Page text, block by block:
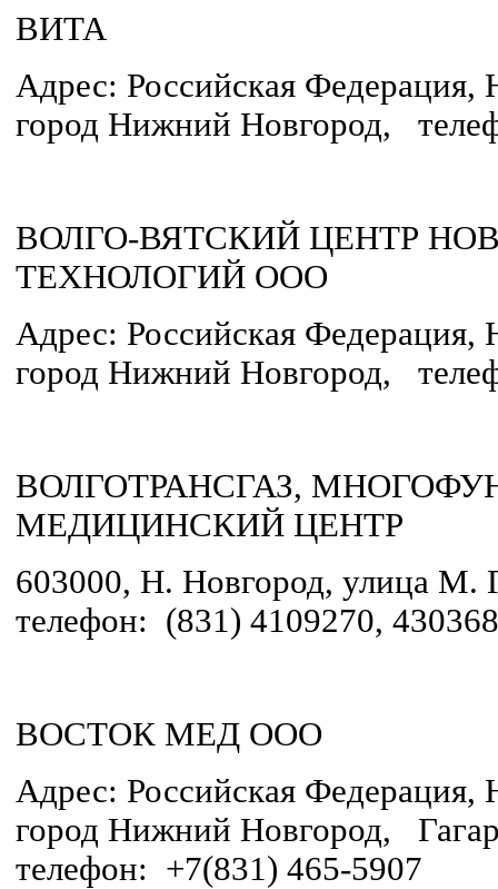
ВИТА
Адрес: Российская Федерация,
город Нижний Новгород,
ВОЛГО-ВЯТСКИЙ ЦЕНТР
ТЕХНОЛОГИЙ ООО
Адрес: Российская Федерация,
город Нижний Новгород,
ВОЛГОТРАНСГАЗ,
МЕДИЦИНСКИЙ ЦЕНТР
603000, Н. Новгород, улица М.
телефон: (831) 4109270,
ВОСТОК МЕД ООО
Адрес: Российская Федерация,
город Нижний Новгород,
телефон: +7(831) 465-5907